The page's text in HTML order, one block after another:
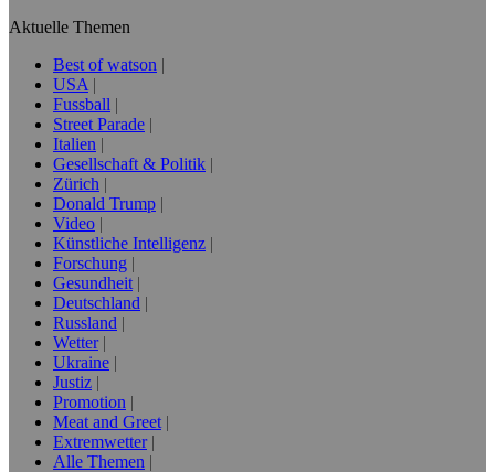
Aktuelle Themen
Best of watson
USA
Fussball
Street Parade
Italien
Gesellschaft & Politik
Zürich
Donald Trump
Video
Künstliche Intelligenz
Forschung
Gesundheit
Deutschland
Russland
Wetter
Ukraine
Justiz
Promotion
Meat and Greet
Extremwetter
Alle Themen